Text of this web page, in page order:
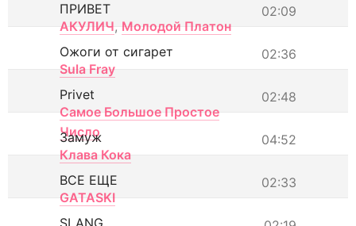
02:09
ПРИВЕТ
АКУЛИЧ, Молодой Платон
02:36
Ожоги от сигарет
Sula Fray
02:48
Privet
Самое Большое Простое
Число
04:52
Замуж
Клава Кока
02:33
ВСЕ ЕЩЕ
GATASKI
SLANG